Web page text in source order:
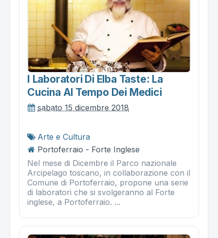
I Laboratori Di Elba Taste: La
Cucina Al Tempo Dei Medici
sabato 15 dicembre 2018
Arte e Cultura
Portoferraio - Forte Inglese
Nel mese di Dicembre il Parco nazionale
Arcipelago toscano, in collaborazione con il
Comune di Portoferraio, propone una serie
di laboratori che si svolgeranno al Forte
inglese, a Portoferraio. ...